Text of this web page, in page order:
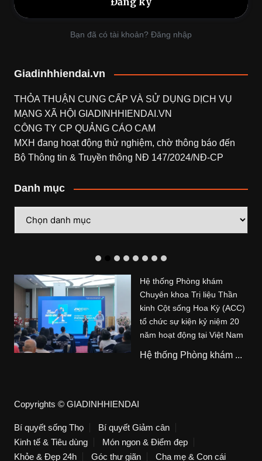
Bạn đã có tài khoản? Đăng nhập
Giadinhhiendai.vn
THỎA THUẬN CUNG CẤP VÀ SỬ DỤNG DỊCH VỤ
MẠNG XÃ HỘI GIADINHHIENDAI.VN
CÔNG TY CP QUẢNG CÁO CAM
MXH đang hoạt động thử nghiệm, chờ thông báo đến
Bộ Thông tin & Truyền thông NĐ 147/2024/NĐ-CP
Danh mục
mục
Hệ thống Phòng khám
Chuyên khoa Trị liệu Thần
kinh Cột sống Hoa Kỳ (ACC)
tổ chức sự kiện kỷ niệm 20
năm hoạt động tại Việt Nam
Hệ thống Phòng khám ...
Copyrights © GIADINHHIENDAI
Bí quyết sống Thọ
Bí quyết Giảm cân
Kinh tế & Tiêu dùng
Món ngon & Điểm đẹp
Khỏe & Đẹp 24h
Góc thư giãn Cha mẹ & Con cái